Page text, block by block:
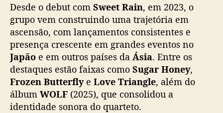
2
6
p
r
a
a
g
i
Desde o debut com Sweet Rain, em 2023, o
grupo vem construindo uma trajetória em
ascensão, com lançamentos consistentes e
presença crescente em grandes eventos no
Japão e em outros países da Ásia. Entre os
destaques estão faixas como Sugar Honey,
Frozen Butterflye Love Triangle, além do
álbum WOLF (2025), que consolidou a
identidade sonora do quarteto.